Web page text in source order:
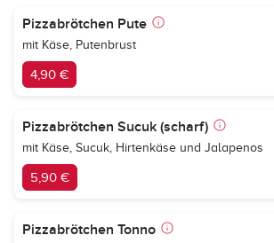
Pizzabrötchen Pute
mit Käse, Putenbrust
4,90 €
Pizzabrötchen Sucuk (scharf)
mit Käse, Sucuk, Hirtenkäse und Jalapenos
5,90 €
Pizzabrötchen Tonno